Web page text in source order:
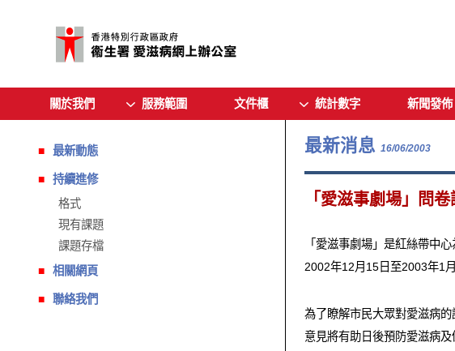
關於我們 服務範圍 文件櫃 統計數字 新聞發佈
最新動態
持續進修
格式
現有課題
課題存檔
相關網頁
聯絡我們
最新消息 16/06/2003
「愛滋事劇場」問
「愛滋事劇場」是紅絲帶中
2002年12月15日至2003年1
為了瞭解市民大眾對愛滋病
意見將有助日後預防愛滋病